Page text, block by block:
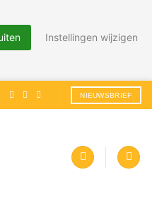
NIEUWSBRIEF
Instellingen wijzigen